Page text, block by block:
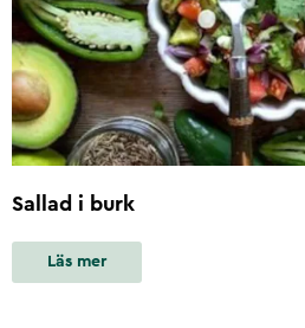
Sallad i burk
Läs mer